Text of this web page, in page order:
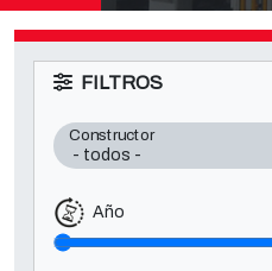
FILTROS
Constructor
Año